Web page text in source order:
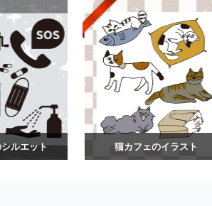
ルエット 猫カフェのイラスト